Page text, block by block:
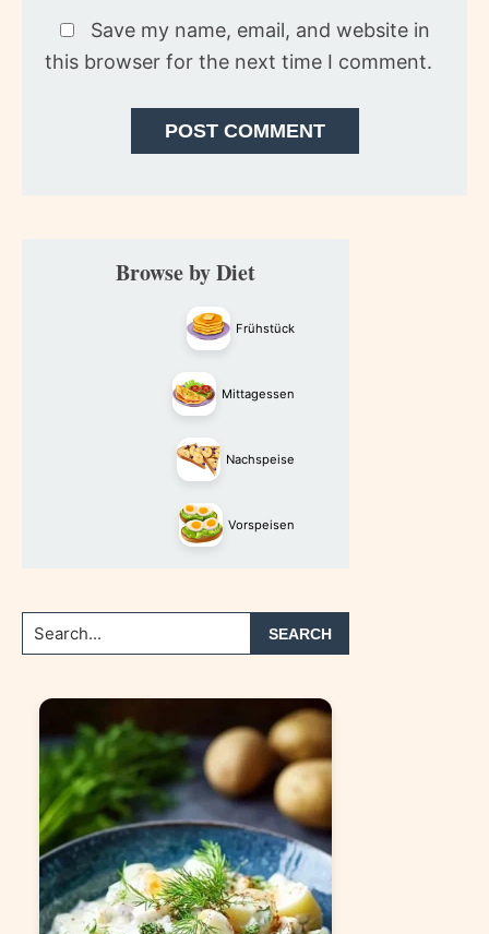
Save my name, email, and website in
this browser for the next time I comment.
Primary
SidebarBrowse by Diet
Frühstück
Mittagessen
Nachspeise
Vorspeisen
Search...